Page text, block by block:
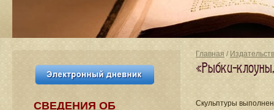
Главная /
«Рыбки-
Скульптуры
СВЕДЕНИЯ​ ОБ